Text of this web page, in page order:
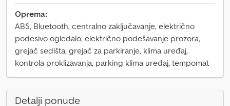
Oprema:
ABS, Bluetooth, centralno zaključavanje, električno
podesivo ogledalo, električno podešavanje prozora,
grejač sedišta, grejač za parkiranje, klima uređaj,
kontrola proklizavanja, parking klima uređaj, tempomat
Detalji ponude